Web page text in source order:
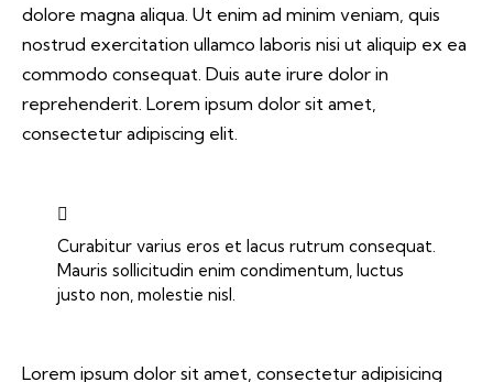
dolore magna aliqua. Ut enim ad minim veniam, quis
nostrud exercitation ullamco laboris nisi ut aliquip ex ea
commodo consequat. Duis aute irure dolor in
reprehenderit. Lorem ipsum dolor sit amet,
consectetur adipiscing elit.
Curabitur varius eros et lacus rutrum consequat.
Mauris sollicitudin enim condimentum, luctus
justo non, molestie nisl.
Lorem ipsum dolor sit amet, consectetur adipisicing